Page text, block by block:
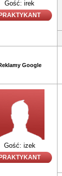
Gość: irek
PRAKTYKANT
Google
Gość: izek
PRAKTYKANT